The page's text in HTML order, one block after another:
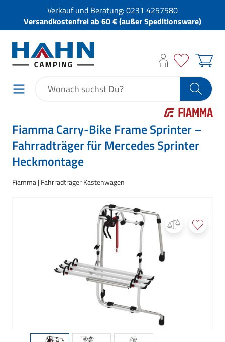
Verkauf und Beratung:0231 4257580
Versandkostenfrei ab 60 € (außer Speditionsware)
Fiamma Carry-Bike Frame Sprinter –
Fahrradträger für Mercedes Sprinter
Heckmontage
Fiamma Fahrradträger Kastenwagen